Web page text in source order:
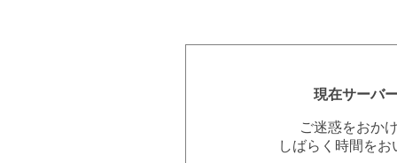
現在サーバ
ご迷惑をおか
しばらく時間を